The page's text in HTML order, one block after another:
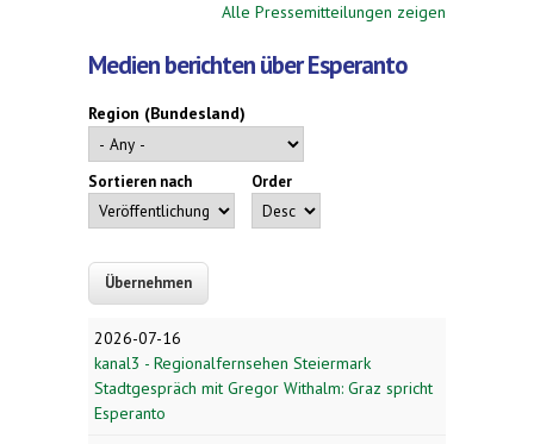
Alle Pressemitteilungen zeigen
Medien berichten über Esperanto
Region (Bundesland)
Sortieren nach Order
2026-07-16
kanal3 - Regionalfernsehen Steiermark
Stadtgespräch mit Gregor Withalm: Graz spricht
Esperanto